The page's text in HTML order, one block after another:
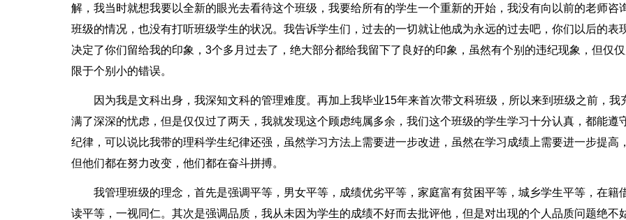
解，我当时就想我要以全新的眼光去看待这个班级，我要给所有的学生一个重新的开始，我没有向以前的老师咨
班级的情况，也没有打听班级学生的状况。我告诉学生们，过去的一切就让他成为永远的过去吧，你们以后的表
决定了你们留给我的印象，3个多月过去了，绝大部分都给我留下了良好的印象，虽然有个别的违纪现象，但仅
限于个别小的错误。
因为我是文科出身，我深知文科的管理难度。再加上我毕业15年来首次带文科班级，所以来到班级之前，我
满了深深的忧虑，但是仅仅过了两天，我就发现这个顾虑纯属多余，我们这个班级的学生学习十分认真，都能遵
纪律，可以说比我带的理科学生纪律还强，虽然学习方法上需要进一步改进，虽然在学习成绩上需要进一步提高，
但他们都在努力改变，他们都在奋斗拼搏。
我管理班级的理念，首先是强调平等，男女平等，成绩优劣平等，家庭富有贫困平等，城乡学生平等，在籍
读平等，一视同仁。其次是强调品质，我从未因为学生的成绩不好而去批评他，但是对出现的个人品质问题绝不